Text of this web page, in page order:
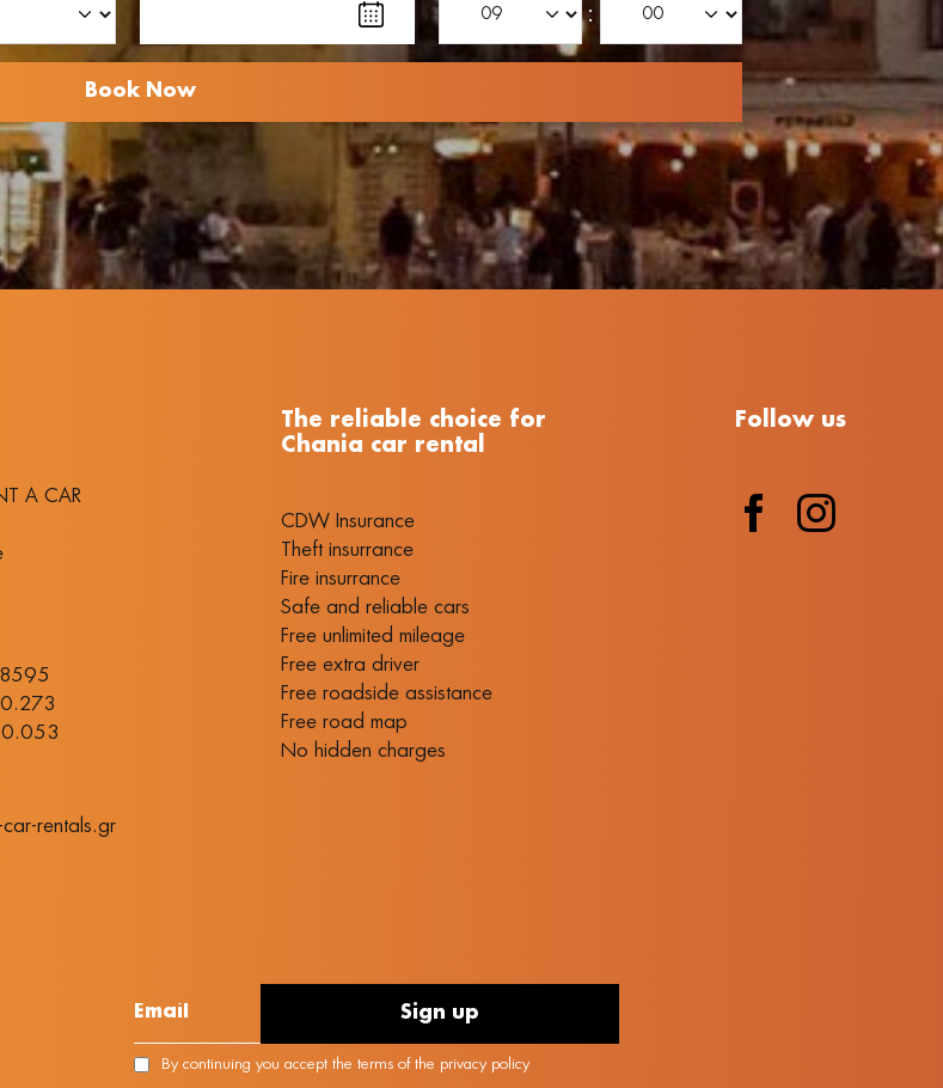
:
A CAR
rentals.gr
The reliable choice for
Chania car rental
CDW Insurance
Theft insurrance
Fire insurrance
Safe and reliable cars
Free unlimited mileage
Free extra driver
Free roadside assistance
Free road map
No hidden charges
Follow us
By continuing you accept the terms of the privacy policy